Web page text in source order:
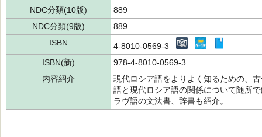
NDC分類(10版)
889
NDC分類(9版)
889
ISBN
4-8010-0569-3
ISBN(新)
978-4-8010-0569-3
内容紹介
現代ロシア語をよりよく知るための、
語と現代ロシア語の関係について随所
ラヴ語の文法書、辞書も紹介。